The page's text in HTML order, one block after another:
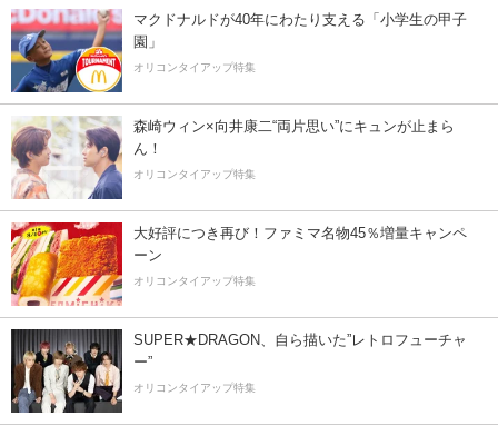
マクドナルドが40年にわたり支える「小学生の甲子
園」
オリコンタイアップ特集
森崎ウィン×向井康二“両片思い”にキュンが止まら
ん！
オリコンタイアップ特集
大好評につき再び！ファミマ名物45％増量キャンペ
ーン
オリコンタイアップ特集
SUPER★DRAGON、自ら描いた”レトロフューチャ
ー”
オリコンタイアップ特集